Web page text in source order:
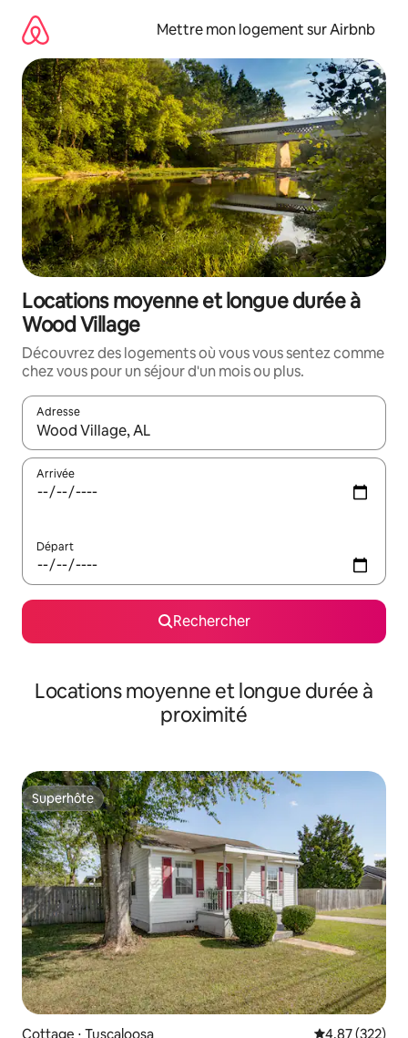
directement
contenu
Mettre mon logement sur Airbnb
Locations moyenne et longue durée à
Wood Village
Découvrez des logements où vous vous sentez comme
chez vous pour un séjour d'un mois ou plus.
Adresse
Lorsque les résultats s'affichent, utilisez les flèches vers le
Arrivée
Départ
Rechercher
Locations moyenne et longue durée à
proximité
Superhôte
Superhôte
Cottage ⋅ Tuscaloosa Évaluation
4,87 (322)